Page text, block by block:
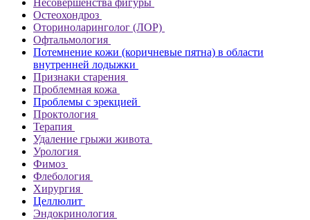
Несовершенства фигуры
Остеохондроз
Оториноларинголог (ЛОР)
Офтальмология
Потемнение кожи (коричневые пятна) в области
внутренней лодыжки
Признаки старения
Проблемная кожа
Проблемы с эрекцией
Проктология
Терапия
Удаление грыжи живота
Урология
Фимоз
Флебология
Хирургия
Целлюлит
Эндокринология